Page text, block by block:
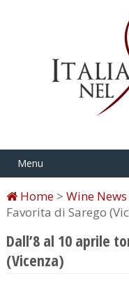
Menu
Home> Wine News
Favorita di Sarego
Dall’8 al 10 aprile
(Vicenza)